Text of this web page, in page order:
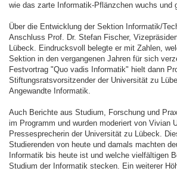
wie das zarte Informatik-Pflänzchen wuchs und
Über die Entwicklung der Sektion Informatik/
Anschluss Prof. Dr. Stefan Fischer,
Lübeck. Eindrucksvoll belegte er mit Zahlen,
Sektion in den vergangenen Jahren für sich
Festvortrag "Quo vadis Informatik" hielt dann
Stiftungsratsvorsitzender der Universität zu
Angewandte Informatik.
Auch Berichte aus Studium, Forschung und
im Programm und wurden moderiert von Vivian
Pressesprecherin der Universität zu Lübeck.
Studierenden von heute und damals machten
Informatik bis heute ist und welche vielfältigen
Studium der Informatik stecken. Ein weiterer